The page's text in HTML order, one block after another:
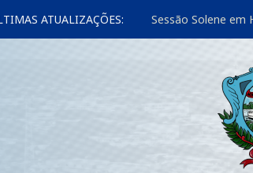
ATUALIZAÇÕES: Sessão Solene em